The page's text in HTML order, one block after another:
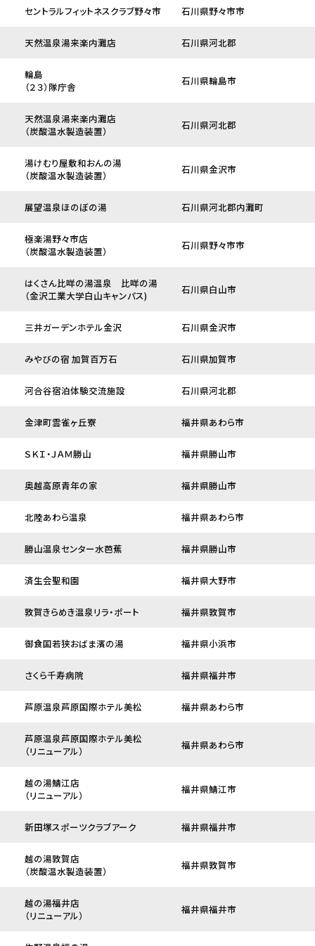
セントラルフィットネスクラブ野々市 石川県野々市市
天然温泉湯来楽内灘店 石川県河北郡
輪島
（２３）隊庁舎
石川県輪島市
天然温泉湯来楽内灘店
（炭酸温水製造装置）
石川県河北郡
湯けむり屋敷和おんの湯
（炭酸温水製造装置）
石川県金沢市
展望温泉ほのぼの湯 石川県河北郡内灘町
極楽湯野々市店
（炭酸温水製造装置）
石川県野々市市
はくさん比咩の湯温泉 比咩の湯
（金沢工業大学白山キャンパス)
石川県白山市
三井ガーデンホテル金沢 石川県金沢市
みやびの宿 加賀百万石 石川県加賀市
河合谷宿泊体験交流施設 石川県河北郡
金津町雲雀ヶ丘寮 福井県あわら市
ＳＫＩ・ＪＡＭ勝山 福井県勝山市
奥越高原青年の家 福井県勝山市
北陸あわら温泉 福井県あわら市
勝山温泉センター水芭蕉 福井県勝山市
済生会聖和園 福井県大野市
敦賀きらめき温泉リラ・ポート 福井県敦賀市
御食国若狭おばま濱の湯 福井県小浜市
さくら千寿病院 福井県福井市
芦原温泉芦原国際ホテル美松 福井県あわら市
芦原温泉芦原国際ホテル美松
（リニューアル）
福井県あわら市
越の湯鯖江店
（リニューアル）
福井県鯖江市
新田塚スポーツクラブアーク 福井県福井市
越の湯敦賀店
（炭酸温水製造装置）
福井県敦賀市
越の湯福井店
（リニューアル）
福井県福井市